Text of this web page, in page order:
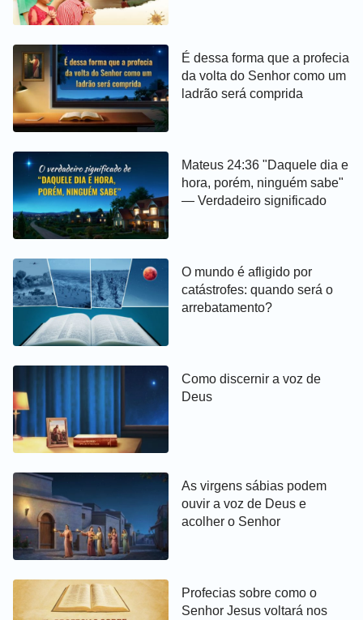
É dessa forma que a profecia
da volta do Senhor como um
ladrão será comprida
Mateus 24:36 "Daquele dia e
hora, porém, ninguém sabe"
— Verdadeiro significado
O mundo é afligido por
catástrofes: quando será o
arrebatamento?
Como discernir a voz de
Deus
As virgens sábias podem
ouvir a voz de Deus e
acolher o Senhor
Profecias sobre como o
Senhor Jesus voltará nos